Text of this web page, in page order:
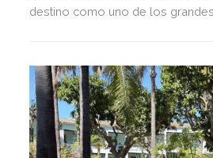
destino como uno de los
exclusiva agenda social.